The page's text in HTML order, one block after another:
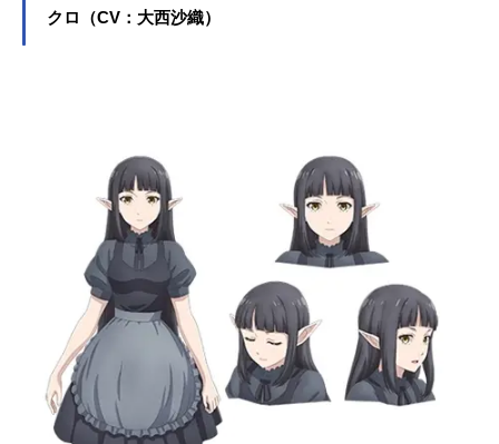
クロ（CV：大西沙織）